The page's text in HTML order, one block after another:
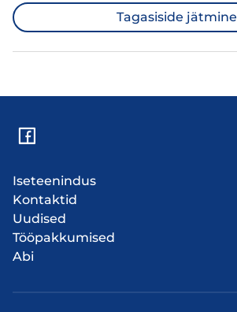
Tagasiside jätmine
Iseteenindus
Kontaktid
Uudised
Tööpakkumised
Abi